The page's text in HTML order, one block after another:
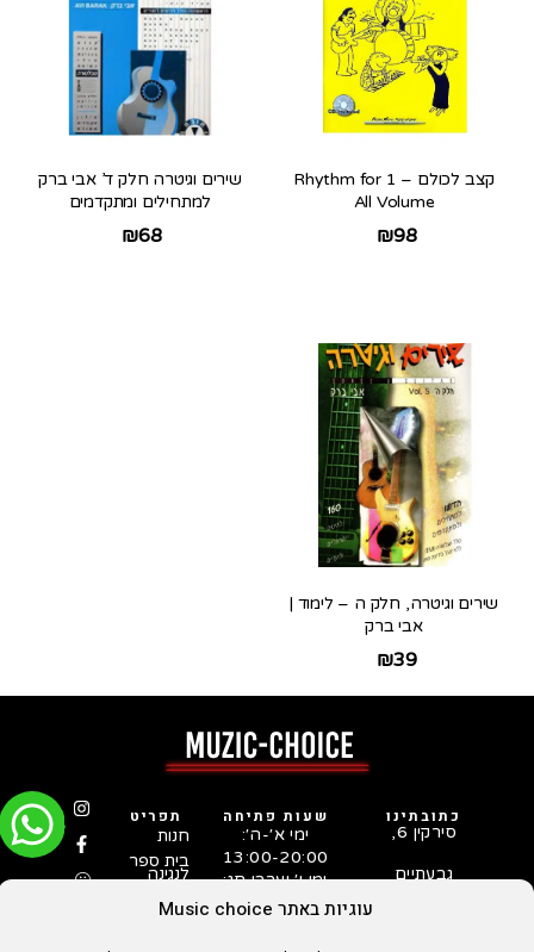
עוגיות באתר Music choice
קצב לכולם – 1 Rhythm for
All Volume
₪98
שירים וגיטרה חלק ד’ אבי ברק
למתחילים ומתקדמים
₪68
שירים וגיטרה, חלק ה – לימוד |
אבי ברק
₪39
כתובתינו
סירקין 6,
גבעתיים
שעות פתיחה
ימי א׳-ה׳:
13:00-20:00
ימי ו׳ וערבי חג:
10:00-15:00
תפריט
חנות
בית ספר
לנגינה
המדריך
לבחירת